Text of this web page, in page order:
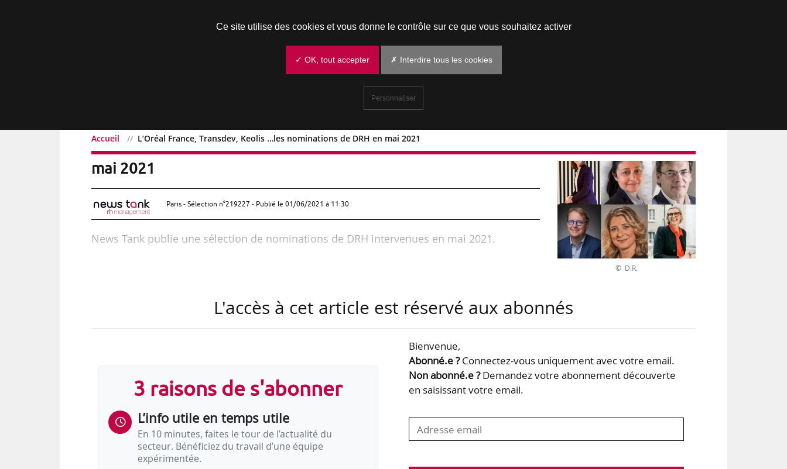
Accueil L’Oréal France, Transdev, Keolis …les nominations de DRH en mai 2021
L’Oréal France, Transdev, Keolis …les nominations de DRH en
mai 2021
Paris - Sélection n°219227 - Publié le 01/06/2021 à 11:30
News Tank publie une sélection de nominations de DRH intervenues en mai 2021.
© D.R.
L'accès à cet article est réservé aux abonnés
3 raisons de s'abonner
L’info utile en temps utile
En 10 minutes, faites le tour de l’actualité du
secteur. Bénéficiez du travail d’une équipe
expérimentée.
Bienvenue,
Abonné.e ?Connectez-vous uniquement avec votre email.
Non abonné.e ?Demandez votre abonnement découverte
en saisissant votre email.
Ce site utilise des cookies et vous donne le contrôle sur ce que vous souhaitez activer
✓ OK, tout accepter ✗ Interdire tous les cookies
Personnaliser